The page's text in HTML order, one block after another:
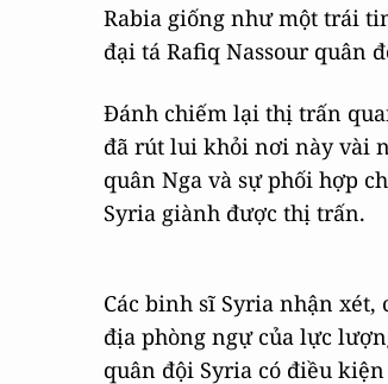
Rabia giống như một trái
đại tá Rafiq Nassour quân
Đánh chiếm lại thị trấn
đã rút lui khỏi nơi này vài
quân Nga và sự phối hợp
Syria giành được thị trấn.
Các binh sĩ Syria nhận
địa phòng ngự của lực
quân đội Syria có điều